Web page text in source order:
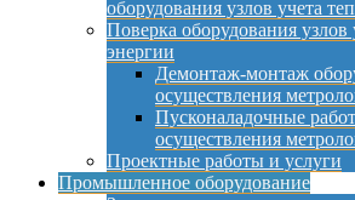
оборудования узлов учета
Поверка оборудования узлов
энергии
Демонтаж-монтаж
осуществления
Пусконаладочные
осуществления
Проектные работы и услуги
Промышленное оборудование